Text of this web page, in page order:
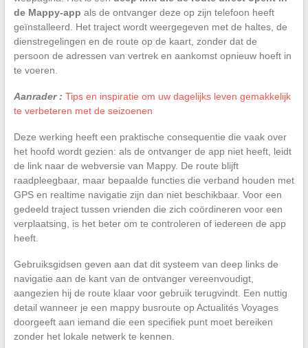
de Mappy-app als de ontvanger deze op zijn telefoon heeft
geïnstalleerd. Het traject wordt weergegeven met de haltes, de
dienstregelingen en de route op de kaart, zonder dat de
persoon de adressen van vertrek en aankomst opnieuw hoeft in
te voeren.
Aanrader : Tips en inspiratie om uw dagelijks leven gemakkelijk
te verbeteren met de seizoenen
Deze werking heeft een praktische consequentie die vaak over
het hoofd wordt gezien: als de ontvanger de app niet heeft, leidt
de link naar de webversie van Mappy. De route blijft
raadpleegbaar, maar bepaalde functies die verband houden met
GPS en realtime navigatie zijn dan niet beschikbaar. Voor een
gedeeld traject tussen vrienden die zich coördineren voor een
verplaatsing, is het beter om te controleren of iedereen de app
heeft.
Gebruiksgidsen geven aan dat dit systeem van deep links de
navigatie aan de kant van de ontvanger vereenvoudigt,
aangezien hij de route klaar voor gebruik terugvindt. Een nuttig
detail wanneer je een mappy busroute op Actualités Voyages
doorgeeft aan iemand die een specifiek punt moet bereiken
zonder het lokale netwerk te kennen.